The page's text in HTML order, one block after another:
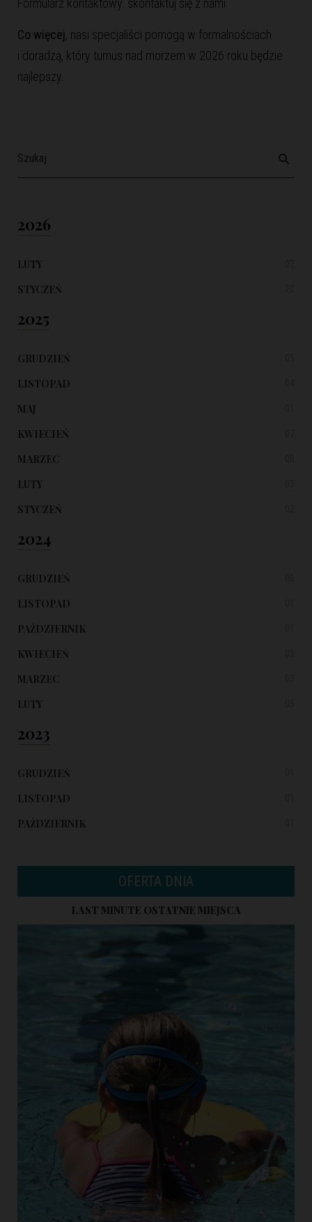
Formularz kontaktowy: skontaktuj się z nami
Co więcej, nasi specjaliści pomogą w formalnościach
i doradzą, który turnus nad morzem w 2026 roku będzie
najlepszy.
2026
LUTY
STYCZEŃ
2025
GRUDZIEŃ
LISTOPAD
MAJ
KWIECIEŃ
MARZEC
LUTY
STYCZEŃ
2024
GRUDZIEŃ
LISTOPAD
PAŹDZIERNIK
KWIECIEŃ
MARZEC
LUTY
2023
GRUDZIEŃ
LISTOPAD
PAŹDZIERNIK
OFERTA DNIA
LAST MINUTE OSTATNIE MIEJSCA